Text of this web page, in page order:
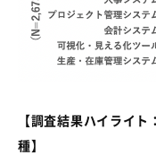
【調査結果ハイライ
種】